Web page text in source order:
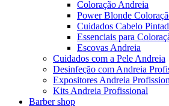
Coloração Andreia
Power Blonde
Cuidados Cabelo
Essenciais para
Escovas Andreia
Cuidados com a Pele Andreia
Desinfeção com Andreia
Expositores Andreia
Kits Andreia Profissional
Barber shop